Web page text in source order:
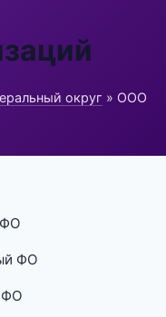
округ » ООО
ФО
ФО
ФО